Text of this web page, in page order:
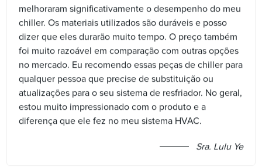
melhoraram significativamente o desempenho do meu
chiller. Os materiais utilizados são duráveis e posso
dizer que eles durarão muito tempo. O preço também
foi muito razoável em comparação com outras opções
no mercado. Eu recomendo essas peças de chiller para
qualquer pessoa que precise de substituição ou
atualizações para o seu sistema de resfriador. No geral,
estou muito impressionado com o produto e a
diferença que ele fez no meu sistema HVAC.
Sra. Lulu Ye